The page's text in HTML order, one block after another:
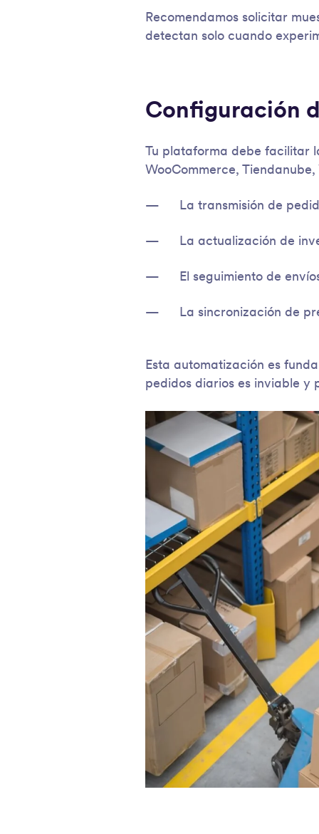
Recomendamos solicitar
detectan solo cuando
Configuración
Tu plataforma debe facilitar
WooCommerce,
La transmisión de
La actualización de
El seguimiento de
La sincronización de
Esta automatización es
pedidos diarios es inviable y